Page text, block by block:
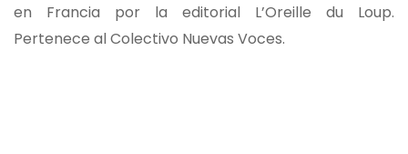
en Francia por la editorial L’Oreille du Loup.
Pertenece al Colectivo Nuevas Voces.